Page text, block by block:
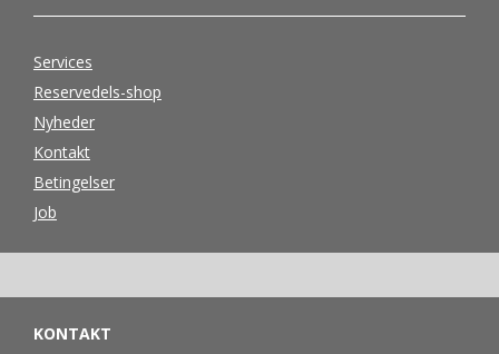
Services
Reservedels-shop
Nyheder
Kontakt
Betingelser
Job
KONTAKT